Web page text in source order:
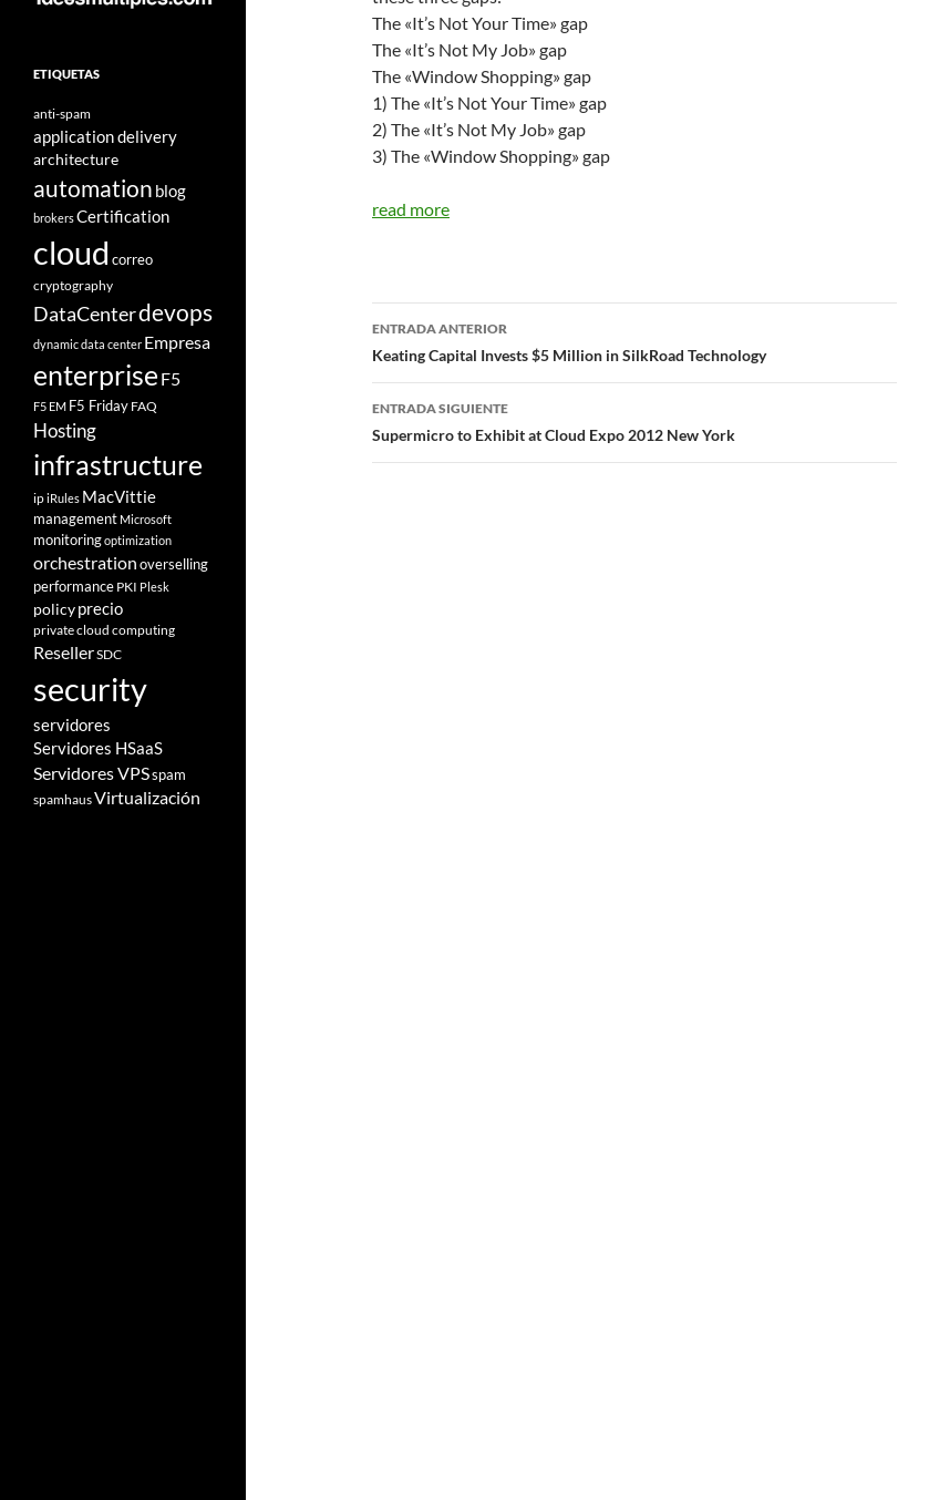
The «It’s Not Your Time» gap
The «It’s Not My Job» gap
The «Window Shopping» gap
1) The «It’s Not Your Time» gap
2) The «It’s Not My Job» gap
3) The «Window Shopping» gap
read more
Navegador
de
entradas
ENTRADA ANTERIOR
Keating Capital Invests $5 Million in SilkRoad Technology
ENTRADA SIGUIENTE
Supermicro to Exhibit at Cloud Expo 2012 New York
ETIQUETAS
anti-spam
application delivery
architecture
automation blog
brokersCertification
cloud correo
cryptography
DataCenterdevops
dynamic data center Empresa
enterprise F5
F5 EM F5 Friday FAQ
Hosting
infrastructure
ipiRules MacVittie
management Microsoft
monitoringoptimization
orchestrationoverselling
performance PKI Plesk
policyprecio
private cloud computing
ResellerSDC
security
servidores
Servidores HSaaS
Servidores VPSspam
spamhausVirtualización